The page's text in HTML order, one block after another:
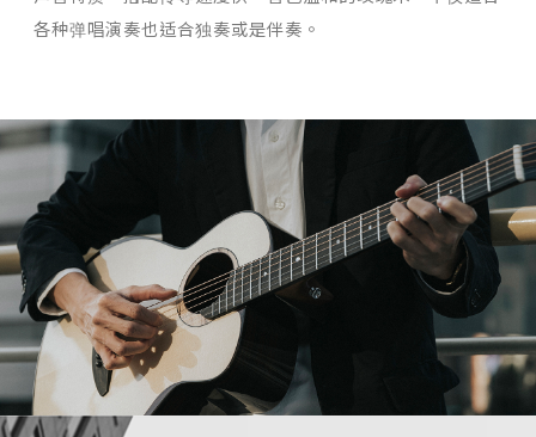
各种弹唱演奏也适合独奏或是伴奏。